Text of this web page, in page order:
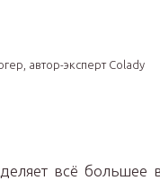
автор-эксперт Colady
всё большее